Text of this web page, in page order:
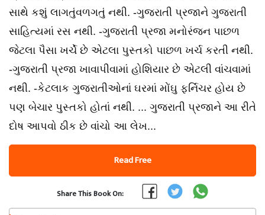
સાથે કશું લાગતુંવળગતું નથી. -ગુજરાતી પ્રજાને ગુજરાતી
સાહિત્યમાં રસ નથી. -ગુજરાતી પ્રજા મનોરંજન પાછળ
જેટલા પૈસા ખર્ચે છે એટલા પુસ્તકો પાછળ ખર્ચ કરતી નથી.
-ગુજરાતી પ્રજા ખાવાપીવામાં હોશિયાર છે એટલી વાંચવામાં
નથી. -કેટલાક ગુજરાતીઓનાં ઘરમાં મોંઘુ ફર્નિચર હોય છે
પણ બેચાર પુસ્તકો હોતાં નથી. ... ગુજરાતી પ્રજાને આ રીતે
દોષ આપવો ઠીક છે વાંચો આ લેખ...
Read Free
Share This Book On: